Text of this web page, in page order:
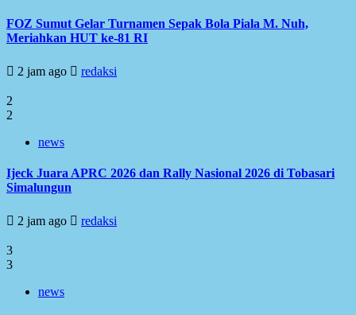
FOZ Sumut Gelar Turnamen Sepak Bola Piala M. Nuh,
Meriahkan HUT ke-81 RI
2 jam ago redaksi
2
2
news
Ijeck Juara APRC 2026 dan Rally Nasional 2026 di Tobasari
Simalungun
2 jam ago redaksi
3
3
news